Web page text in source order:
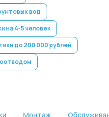
вод
на 4-5 человек
до 200 000 рублей
Монтаж